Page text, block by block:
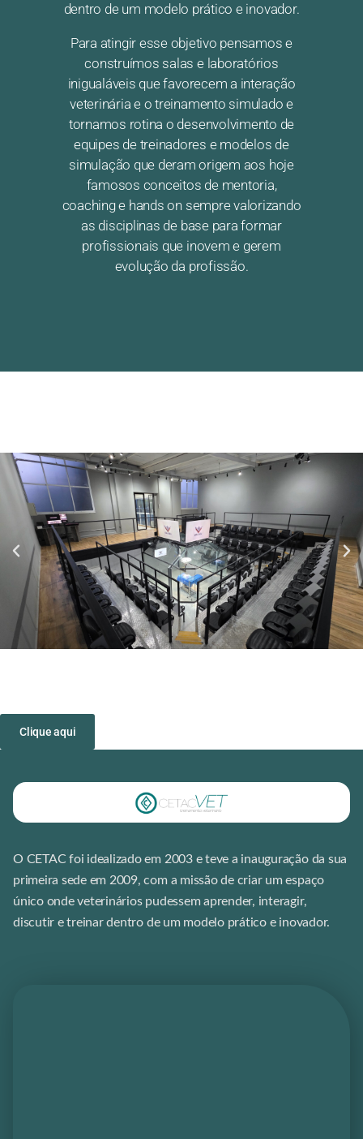
dentro de um modelo prático e inovador.
Para atingir esse objetivo pensamos e
construímos salas e laboratórios
inigualáveis que favorecem a interação
veterinária e o treinamento simulado e
tornamos rotina o desenvolvimento de
equipes de treinadores e modelos de
simulação que deram origem aos hoje
famosos conceitos de mentoria,
coaching e hands on sempre valorizando
as disciplinas de base para formar
profissionais que inovem e gerem
evolução da profissão.
Clique aqui
O CETAC foi idealizado em 2003 e teve a inauguração da sua
primeira sede em 2009, com a missão de criar um espaço
único onde veterinários pudessem aprender, interagir,
discutir e treinar dentro de um modelo prático e inovador.